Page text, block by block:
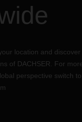
location and
of DACHSER. For
perspective switch